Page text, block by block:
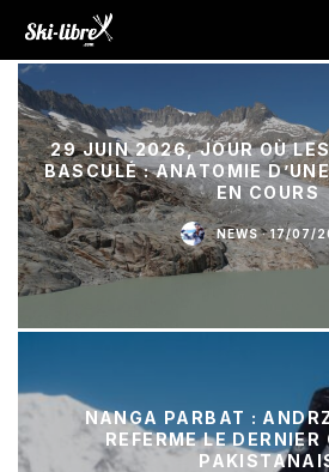
29 JUIN 2026, JOUR OÙ
BASCULÉ : ANATOMIE
EN COURS
NEWS · 17/07/
NANGA PARBAT :
REFERME LE DERNIER